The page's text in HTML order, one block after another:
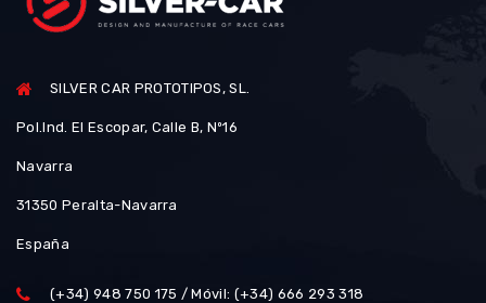
SILVER CAR PROTOTIPOS, SL.
Pol.Ind. El Escopar, Calle B, Nº16
Navarra
31350 Peralta-Navarra
España
(+34) 948 750 175 / Móvil: (+34) 666 293 318